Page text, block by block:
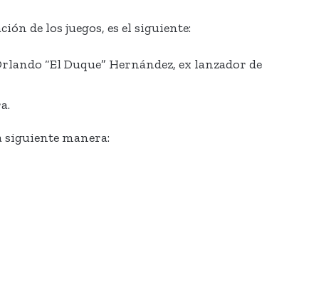
de los juegos, es el siguiente:
“El Duque” Hernández, ex lanzador de
siguiente manera: